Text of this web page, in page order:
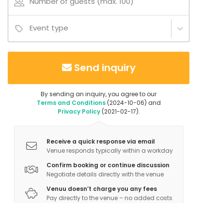
Private dining room
Barn / Farm
Party room
Activities
Cooking / Cocktail lessons
Additional information about activities
Guidet rundvisning i de økologiske vinmarker,
vinkælder, vinsmagning og lækker mad dertil kan
tilkøbes.
Event type
Send inquiry
By sending an inquiry, you agree to our
Terms and Conditions(2024-10-06) and
Privacy Policy(2021-02-17).
Receive a quick response via email
Venue responds typically within a workday
Confirm booking or continue discussion
Negotiate details directly with the venue
Venuu doesn’t charge you any fees
Pay directly to the venue – no added costs